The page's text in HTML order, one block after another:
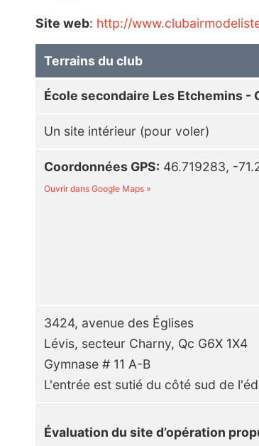
Site web: http://
Terrains du club
École secondaire Les Etchemins -
Un site intérieur (pour voler)
Coordonnées GPS: 46.719283, -
Ouvrir dans Google Maps »
3424, avenue des Églises
Lévis, secteur Charny, Qc G6X 1X4
Gymnase # 11 A-B
L'entrée est sutié du côté sud de
Évaluation du site d’opération